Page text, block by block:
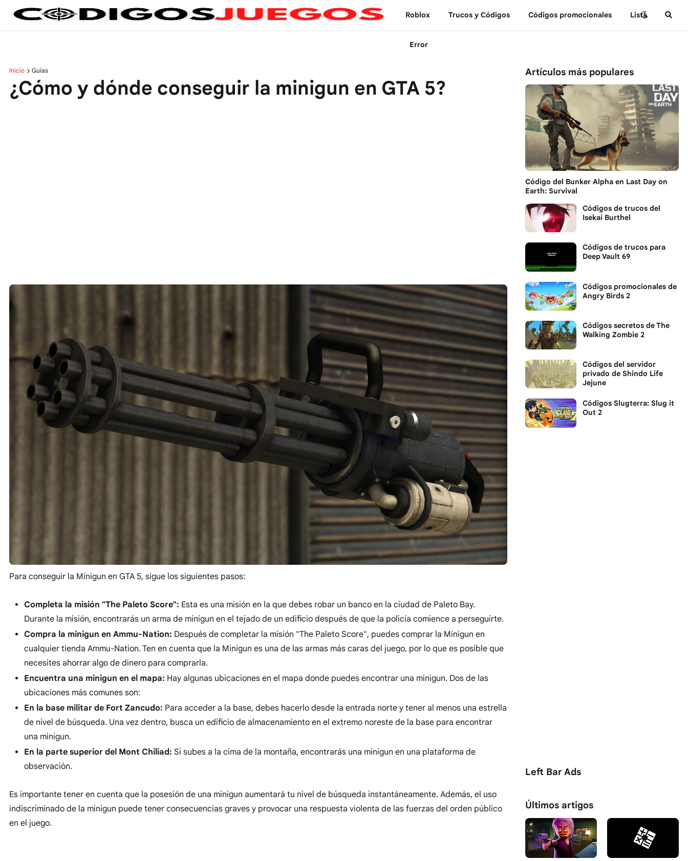
Roblox Trucos y Сódigos Códigos promocionales Lista
Error
Inicio Guías
¿Cómo y dónde conseguir la minigun en GTA 5?
Para conseguir la Minigun en GTA 5, sigue los siguientes pasos:
Completa la misión "The Paleto Score": Esta es una misión en la que debes robar un banco en la ciudad de Paleto Bay.
Durante la misión, encontrarás un arma de minigun en el tejado de un edificio después de que la policía comience a perseguirte.
Compra la minigun en Ammu-Nation: Después de completar la misión "The Paleto Score", puedes comprar la Minigun en
cualquier tienda Ammu-Nation. Ten en cuenta que la Minigun es una de las armas más caras del juego, por lo que es posible que
necesites ahorrar algo de dinero para comprarla.
Encuentra una minigun en el mapa: Hay algunas ubicaciones en el mapa donde puedes encontrar una minigun. Dos de las
ubicaciones más comunes son:
En la base militar de Fort Zancudo: Para acceder a la base, debes hacerlo desde la entrada norte y tener al menos una estrella
de nivel de búsqueda. Una vez dentro, busca un edificio de almacenamiento en el extremo noreste de la base para encontrar
una minigun.
En la parte superior del Mont Chiliad: Si subes a la cima de la montaña, encontrarás una minigun en una plataforma de
observación.
Es importante tener en cuenta que la posesión de una minigun aumentará tu nivel de búsqueda instantáneamente. Además, el uso
indiscriminado de la minigun puede tener consecuencias graves y provocar una respuesta violenta de las fuerzas del orden público
en el juego.
Artículos más populares
Código del Bunker Alpha en Last Day on
Earth: Survival
Códigos de trucos del
Isekai Burthel
Códigos de trucos para
Deep Vault 69
Códigos promocionales de
Angry Birds 2
Códigos secretos de The
Walking Zombie 2
Códigos del servidor
privado de Shindo Life
Jejune
Códigos Slugterra: Slug it
Out 2
Left Bar Ads
Últimos artigos